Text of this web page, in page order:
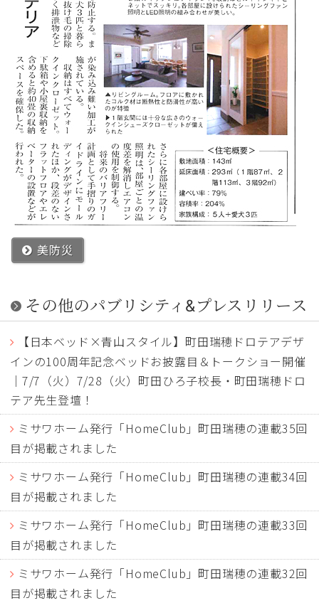
美防災
その他のパブリシティ&プレスリリース
【日本ベッド×青山スタイル】町田瑞穂ドロテアデザ
インの100周年記念ベッドお披露目＆トークショー開催
｜7/7（火）7/28（火）町田ひろ子校長・町田瑞穂ドロ
テア先生登壇！
ミサワホーム発行「HomeClub」町田瑞穂の連載35回
目が掲載されました
ミサワホーム発行「HomeClub」町田瑞穂の連載34回
目が掲載されました
ミサワホーム発行「HomeClub」町田瑞穂の連載33回
目が掲載されました
ミサワホーム発行「HomeClub」町田瑞穂の連載32回
目が掲載されました